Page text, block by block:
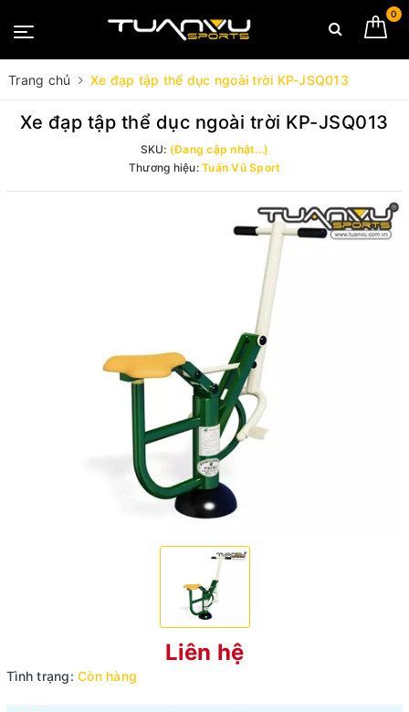
0
Trang chủ Xe đạp tập thể dục ngoài trời KP-JSQ013
Xe đạp tập thể dục ngoài trời KP-JSQ013
SKU: (Đang cập nhật...)
Thương hiệu: Tuấn Vũ Sport
Liên hệ
Tình trạng: Còn hàng